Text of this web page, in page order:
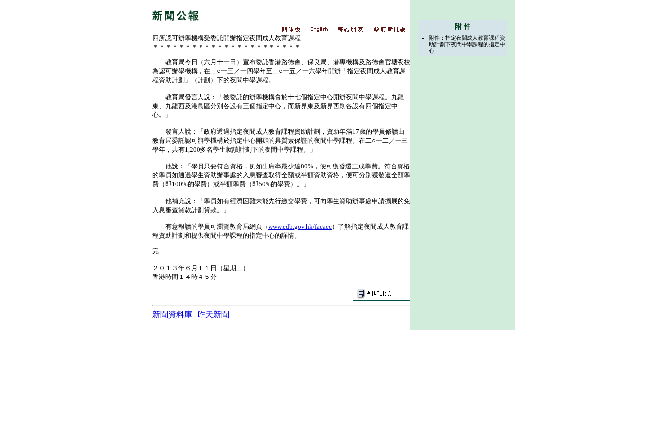
四所認可辦學機構受委託開辦指定夜間成人教育課程
＊＊＊＊＊＊＊＊＊＊＊＊＊＊＊＊＊＊＊＊＊＊＊
教育局今日（六月十一日）宣布委託香港路德會、保良局、港專機構及路德會官塘夜校
為認可辦學機構，在二○一三／一四學年至二○一五／一六學年開辦「指定夜間成人教育課
程資助計劃」（計劃）下的夜間中學課程。
教育局發言人說：「被委託的辦學機構會於十七個指定中心開辦夜間中學課程。九龍
東、九龍西及港島區分別各設有三個指定中心，而新界東及新界西則各設有四個指定中
心。」
發言人說：「政府透過指定夜間成人教育課程資助計劃，資助年滿17歲的學員修讀由
教育局委託認可辦學機構於指定中心開辦的具質素保證的夜間中學課程。在二○一二／一三
學年，共有1,200多名學生就讀計劃下的夜間中學課程。」
他說：「學員只要符合資格，例如出席率最少達80%，便可獲發還三成學費。符合資格
的學員如通過學生資助辦事處的入息審查取得全額或半額資助資格，便可分別獲發還全額學
費（即100%的學費）或半額學費（即50%的學費）。」
他補充說：「學員如有經濟困難未能先行繳交學費，可向學生資助辦事處申請擴展的免
入息審查貸款計劃貸款。」
有意報讀的學員可瀏覽教育局網頁（www.edb.gov.hk/faeaec）了解指定夜間成人教育課
程資助計劃和提供夜間中學課程的指定中心的詳情。
完
２０１３年６月１１日（星期二）
香港時間１４時４５分
新聞資料庫 | 昨天新聞
附件：指定夜間成人教育課程資
助計劃下夜間中學課程的指定中
心